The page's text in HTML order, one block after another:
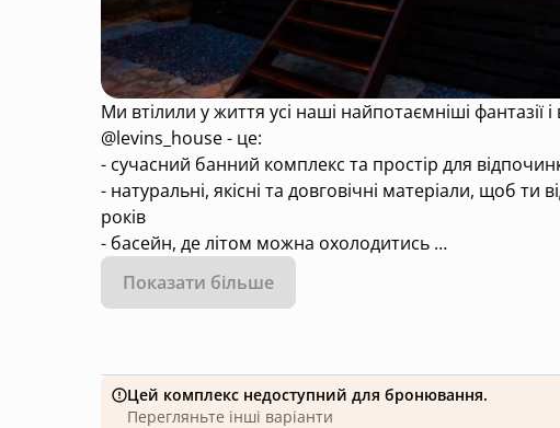
Ми втілили у життя усі наші найпотаємніші фантазії
@levins_house - це:
- сучасний банний комплекс та простір для
- натуральні, якісні та довговічні матеріали, щоб
років
- басейн, де літом можна охолодитись
- мангал-зона, де ви можете втілити усі свої кулінарні
- велика альтанка на 12 осіб, де можна з
Тож залишайся на звʼязку, раді відповісти на усі
Показати більше
Цей комплекс недоступний для бронювання.
Перегляньте інші варіанти